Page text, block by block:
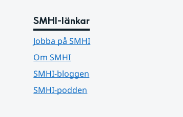
SMHI-länkar
Jobba på SMHI
Om SMHI
SMHI-bloggen
SMHI-podden